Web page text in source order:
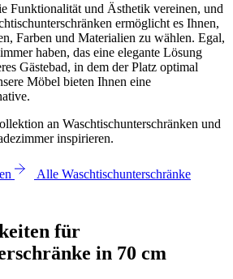
Funktionalität und Ästhetik vereinen, und
ermöglicht es Ihnen,
Farben und Materialien zu wählen. Egal,
haben, das eine elegante Lösung
Gästebad, in dem der Platz optimal
Möbel bieten Ihnen eine
an Waschtischunterschränken und
inspirieren.
Alle Waschtischunterschränke
für
in 70 cm